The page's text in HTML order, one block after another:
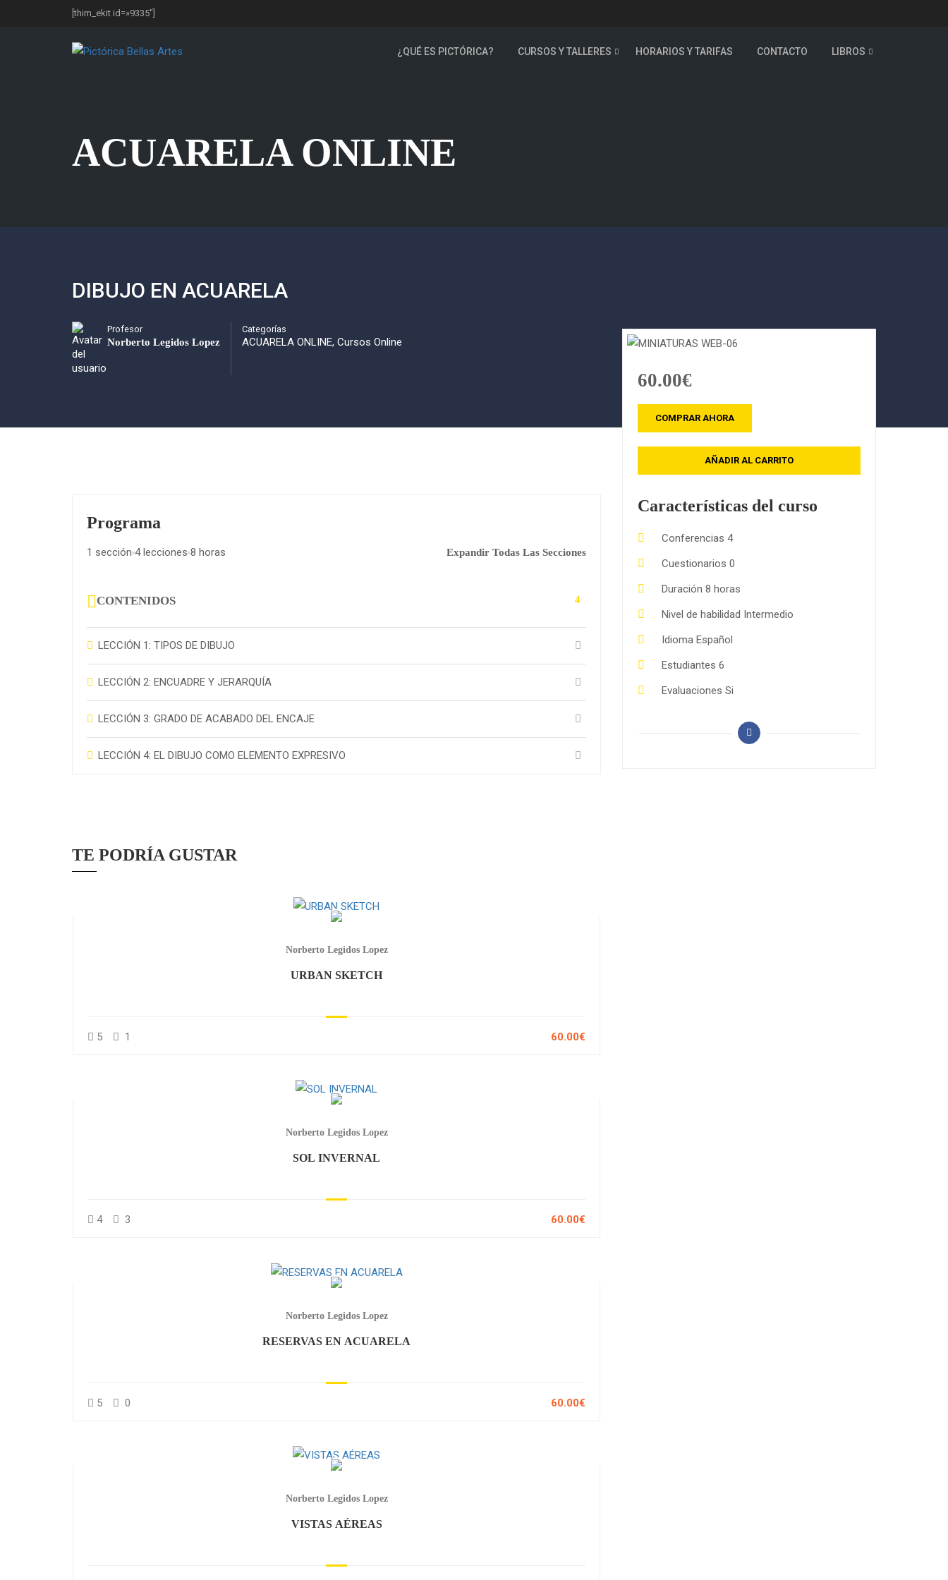
[thim_ekit id=»9335″]
¿QUÉ ES PICTÓRICA? CURSOS Y TALLERES HORARIOS Y TARIFAS CONTACTO LIBROS
ACUARELA ONLINE
DIBUJO EN ACUARELA
Profesor
Norberto Legidos Lopez
Categorías
ACUARELA ONLINE, Cursos Online
Programa
1 sección 4 lecciones 8 horas Expandir Todas Las Secciones
CONTENIDOS 4
LECCIÓN 1: TIPOS DE DIBUJO
LECCIÓN 2: ENCUADRE Y JERARQUÍA
LECCIÓN 3: GRADO DE ACABADO DEL ENCAJE
LECCIÓN 4: EL DIBUJO COMO ELEMENTO EXPRESIVO
TE PODRÍA GUSTAR
Norberto Legidos Lopez
URBAN SKETCH
5 1 60.00€
Norberto Legidos Lopez
SOL INVERNAL
4 3 60.00€
Norberto Legidos Lopez
RESERVAS EN ACUARELA
5 0 60.00€
Norberto Legidos Lopez
VISTAS AÉREAS
60.00€
COMPRAR AHORA
AÑADIR AL CARRITO
Características del curso
Conferencias 4
Cuestionarios 0
Duración 8 horas
Nivel de habilidad Intermedio
Idioma Español
Estudiantes 6
Evaluaciones Si